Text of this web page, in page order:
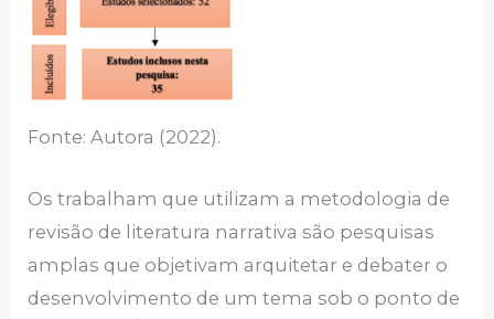
Fonte: Autora (2022).
Os trabalham que utilizam a metodologia de
revisão de literatura narrativa são pesquisas
amplas que objetivam arquitetar e debater o
desenvolvimento de um tema sob o ponto de